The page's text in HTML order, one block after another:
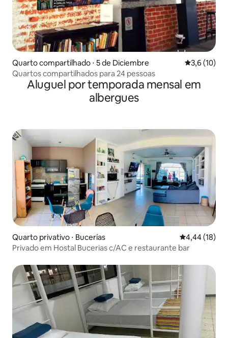
Quarto compartilhado ⋅ 5 de Diciembre 3,6 de uma
3,6 (10)
Quartos compartilhados para 24 pessoas
Aluguel por temporada mensal em
albergues
Quarto privativo ⋅ Bucerías 4,44 de uma
4,44 (18)
Privado em Hostal Bucerias c/AC e restaurante bar